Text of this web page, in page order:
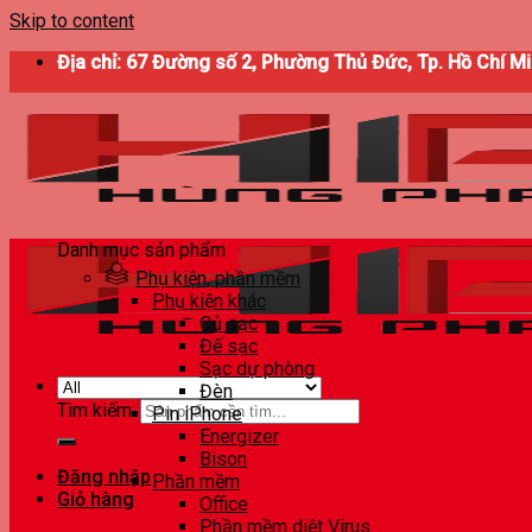
Skip to content
Địa chỉ: 67 Đường số 2, Phường Thủ Đức, Tp. Hồ Chí
Tìm kiếm:
Đăng nhập
Giỏ hàng
Danh mục sản phẩm
Phụ kiện, phần mềm
Phụ kiện khác
Củ sạc
Đế sạc
Sạc dự phòng
Đèn
Pin iPhone
Energizer
Bison
Phần mềm
Office
Phần mềm diệt Virus